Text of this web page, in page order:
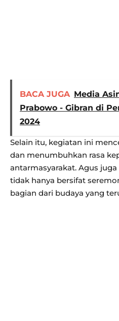
BACA JUGA Media
Prabowo - Gibran di
2024
Selain itu, kegiatan ini
dan menumbuhkan rasa
antarmasyarakat. Agus
tidak hanya bersifat
bagian dari budaya yang